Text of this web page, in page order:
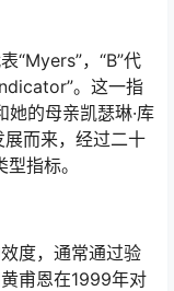
“Myers”，“B”代
。这一指
她的母亲凯瑟琳·库
展而来，经过二十
指标。
度，通常通过验
甫恩在1999年对